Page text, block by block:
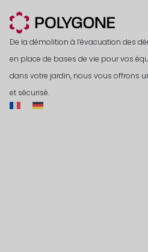
De la démolition à l’évacuation des
en place de bases de vie pour vos
dans votre jardin, nous vous offrons
et sécurisé.